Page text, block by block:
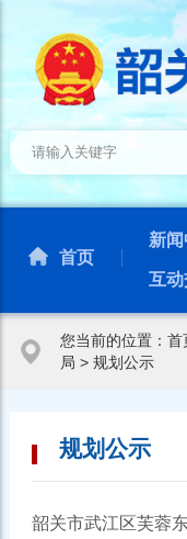
首页
新
互
您当前的位置： 首
局 > 规划公示
规划公示
韶关市武江区芙蓉